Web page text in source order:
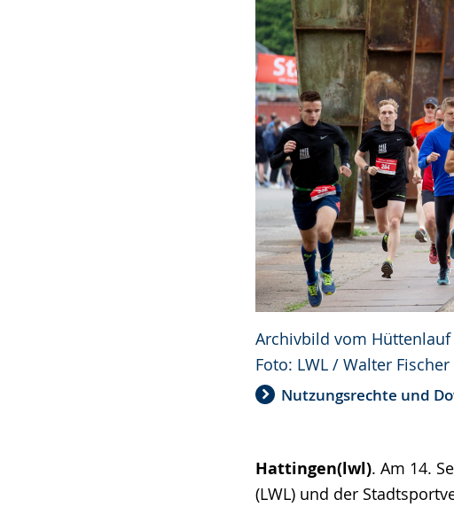
Archivbild vom Hüttenlauf
Foto: LWL / Walter Fischer
Nutzungsrechte und
Hattingen(lwl). Am 14.
(LWL) und der